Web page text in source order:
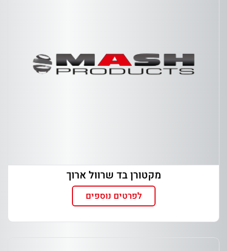
מקטורן בד שרוול ארוך
לפרטים נוספים